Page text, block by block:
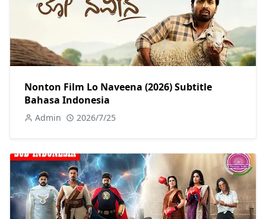
Nonton Film Lo Naveena (2026) Subtitle
Bahasa Indonesia
Admin 2026/7/25